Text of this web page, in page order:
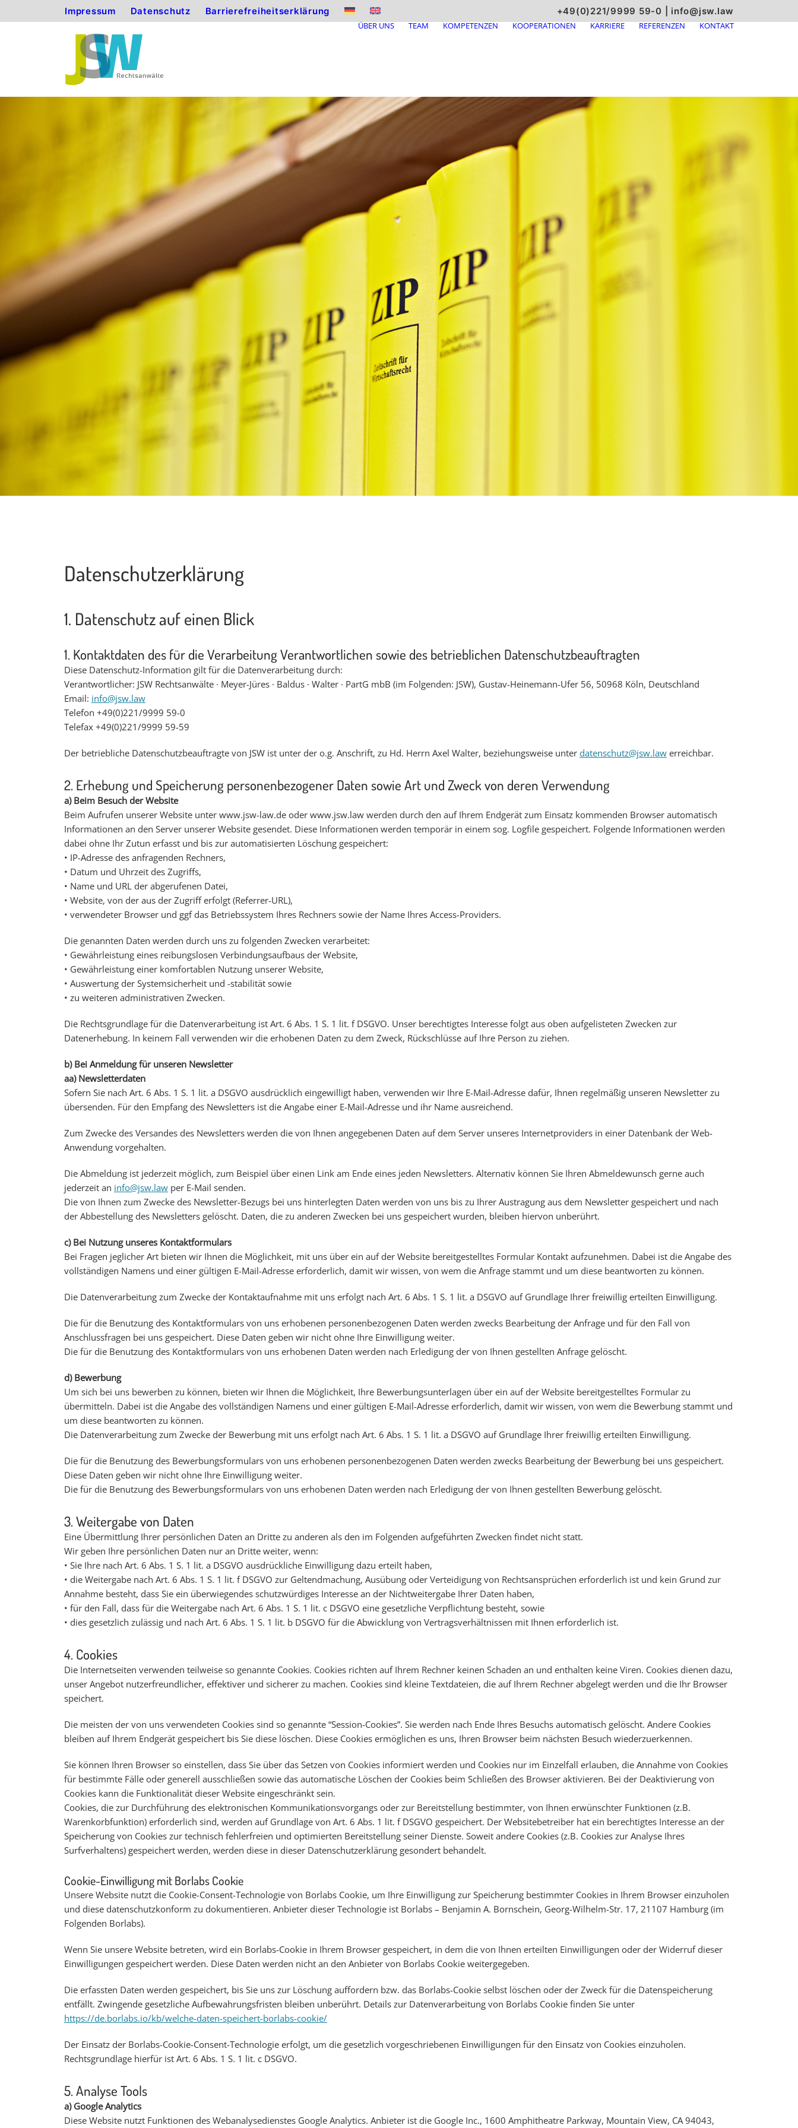
+49(0)221/9999 59-0 info@jsw.law
Impressum Datenschutz Barrierefreiheitserklärung
ÜBER UNS TEAM KOMPETENZEN KOOPERATIONEN KARRIERE REFERENZEN KONTAKT
Datenschutzerklärung
1. Datenschutz auf einen Blick
1. Kontaktdaten des für die Verarbeitung Verantwortlichen sowie des betrieblichen Datenschutzbeauftragten
Diese Datenschutz-Information gilt für die Datenverarbeitung durch:
Verantwortlicher: JSW Rechtsanwälte · Meyer-Jüres · Baldus · Walter · PartG mbB (im Folgenden: JSW), Gustav-Heinemann-Ufer 56, 50968 Köln, Deutschland
Email: info@jsw.law
Telefon +49(0)221/9999 59-0
Telefax +49(0)221/9999 59-59
Der betriebliche Datenschutzbeauftragte von JSW ist unter der o.g. Anschrift, zu Hd. Herrn Axel Walter, beziehungsweise unter datenschutz@jsw.law erreichbar.
2. Erhebung und Speicherung personenbezogener Daten sowie Art und Zweck von deren Verwendung
a) Beim Besuch der Website
Beim Aufrufen unserer Website unter www.jsw-law.de oder www.jsw.law werden durch den auf Ihrem Endgerät zum Einsatz kommenden Browser automatisch
Informationen an den Server unserer Website gesendet. Diese Informationen werden temporär in einem sog. Logfile gespeichert. Folgende Informationen werden
dabei ohne Ihr Zutun erfasst und bis zur automatisierten Löschung gespeichert:
• IP-Adresse des anfragenden Rechners,
• Datum und Uhrzeit des Zugriffs,
• Name und URL der abgerufenen Datei,
• Website, von der aus der Zugriff erfolgt (Referrer-URL),
• verwendeter Browser und ggf das Betriebssystem Ihres Rechners sowie der Name Ihres Access-Providers.
Die genannten Daten werden durch uns zu folgenden Zwecken verarbeitet:
• Gewährleistung eines reibungslosen Verbindungsaufbaus der Website,
• Gewährleistung einer komfortablen Nutzung unserer Website,
• Auswertung der Systemsicherheit und -stabilität sowie
• zu weiteren administrativen Zwecken.
Die Rechtsgrundlage für die Datenverarbeitung ist Art. 6 Abs. 1 S. 1 lit. f DSGVO. Unser berechtigtes Interesse folgt aus oben aufgelisteten Zwecken zur
Datenerhebung. In keinem Fall verwenden wir die erhobenen Daten zu dem Zweck, Rückschlüsse auf Ihre Person zu ziehen.
b) Bei Anmeldung für unseren Newsletter
aa) Newsletterdaten
Sofern Sie nach Art. 6 Abs. 1 S. 1 lit. a DSGVO ausdrücklich eingewilligt haben, verwenden wir Ihre E-Mail-Adresse dafür, Ihnen regelmäßig unseren Newsletter zu
übersenden. Für den Empfang des Newsletters ist die Angabe einer E-Mail-Adresse und ihr Name ausreichend.
Zum Zwecke des Versandes des Newsletters werden die von Ihnen angegebenen Daten auf dem Server unseres Internetproviders in einer Datenbank der Web-
Anwendung vorgehalten.
Die Abmeldung ist jederzeit möglich, zum Beispiel über einen Link am Ende eines jeden Newsletters. Alternativ können Sie Ihren Abmeldewunsch gerne auch
jederzeit an info@jsw.law per E-Mail senden.
Die von Ihnen zum Zwecke des Newsletter-Bezugs bei uns hinterlegten Daten werden von uns bis zu Ihrer Austragung aus dem Newsletter gespeichert und nach
der Abbestellung des Newsletters gelöscht. Daten, die zu anderen Zwecken bei uns gespeichert wurden, bleiben hiervon unberührt.
c) Bei Nutzung unseres Kontaktformulars
Bei Fragen jeglicher Art bieten wir Ihnen die Möglichkeit, mit uns über ein auf der Website bereitgestelltes Formular Kontakt aufzunehmen. Dabei ist die Angabe des
vollständigen Namens und einer gültigen E-Mail-Adresse erforderlich, damit wir wissen, von wem die Anfrage stammt und um diese beantworten zu können.
Die Datenverarbeitung zum Zwecke der Kontaktaufnahme mit uns erfolgt nach Art. 6 Abs. 1 S. 1 lit. a DSGVO auf Grundlage Ihrer freiwillig erteilten Einwilligung.
Die für die Benutzung des Kontaktformulars von uns erhobenen personenbezogenen Daten werden zwecks Bearbeitung der Anfrage und für den Fall von
Anschlussfragen bei uns gespeichert. Diese Daten geben wir nicht ohne Ihre Einwilligung weiter.
Die für die Benutzung des Kontaktformulars von uns erhobenen Daten werden nach Erledigung der von Ihnen gestellten Anfrage gelöscht.
d) Bewerbung
Um sich bei uns bewerben zu können, bieten wir Ihnen die Möglichkeit, Ihre Bewerbungsunterlagen über ein auf der Website bereitgestelltes Formular zu
übermitteln. Dabei ist die Angabe des vollständigen Namens und einer gültigen E-Mail-Adresse erforderlich, damit wir wissen, von wem die Bewerbung stammt und
um diese beantworten zu können.
Die Datenverarbeitung zum Zwecke der Bewerbung mit uns erfolgt nach Art. 6 Abs. 1 S. 1 lit. a DSGVO auf Grundlage Ihrer freiwillig erteilten Einwilligung.
Die für die Benutzung des Bewerbungsformulars von uns erhobenen personenbezogenen Daten werden zwecks Bearbeitung der Bewerbung bei uns gespeichert.
Diese Daten geben wir nicht ohne Ihre Einwilligung weiter.
Die für die Benutzung des Bewerbungsformulars von uns erhobenen Daten werden nach Erledigung der von Ihnen gestellten Bewerbung gelöscht.
3. Weitergabe von Daten
Eine Übermittlung Ihrer persönlichen Daten an Dritte zu anderen als den im Folgenden aufgeführten Zwecken findet nicht statt.
Wir geben Ihre persönlichen Daten nur an Dritte weiter, wenn:
• Sie Ihre nach Art. 6 Abs. 1 S. 1 lit. a DSGVO ausdrückliche Einwilligung dazu erteilt haben,
• die Weitergabe nach Art. 6 Abs. 1 S. 1 lit. f DSGVO zur Geltendmachung, Ausübung oder Verteidigung von Rechtsansprüchen erforderlich ist und kein Grund zur
Annahme besteht, dass Sie ein überwiegendes schutzwürdiges Interesse an der Nichtweitergabe Ihrer Daten haben,
• für den Fall, dass für die Weitergabe nach Art. 6 Abs. 1 S. 1 lit. c DSGVO eine gesetzliche Verpflichtung besteht, sowie
• dies gesetzlich zulässig und nach Art. 6 Abs. 1 S. 1 lit. b DSGVO für die Abwicklung von Vertragsverhältnissen mit Ihnen erforderlich ist.
4. Cookies
Die Internetseiten verwenden teilweise so genannte Cookies. Cookies richten auf Ihrem Rechner keinen Schaden an und enthalten keine Viren. Cookies dienen dazu,
unser Angebot nutzerfreundlicher, effektiver und sicherer zu machen. Cookies sind kleine Textdateien, die auf Ihrem Rechner abgelegt werden und die Ihr Browser
speichert.
Die meisten der von uns verwendeten Cookies sind so genannte “Session-Cookies”. Sie werden nach Ende Ihres Besuchs automatisch gelöscht. Andere Cookies
bleiben auf Ihrem Endgerät gespeichert bis Sie diese löschen. Diese Cookies ermöglichen es uns, Ihren Browser beim nächsten Besuch wiederzuerkennen.
Sie können Ihren Browser so einstellen, dass Sie über das Setzen von Cookies informiert werden und Cookies nur im Einzelfall erlauben, die Annahme von Cookies
für bestimmte Fälle oder generell ausschließen sowie das automatische Löschen der Cookies beim Schließen des Browser aktivieren. Bei der Deaktivierung von
Cookies kann die Funktionalität dieser Website eingeschränkt sein.
Cookies, die zur Durchführung des elektronischen Kommunikationsvorgangs oder zur Bereitstellung bestimmter, von Ihnen erwünschter Funktionen (z.B.
Warenkorbfunktion) erforderlich sind, werden auf Grundlage von Art. 6 Abs. 1 lit. f DSGVO gespeichert. Der Websitebetreiber hat ein berechtigtes Interesse an der
Speicherung von Cookies zur technisch fehlerfreien und optimierten Bereitstellung seiner Dienste. Soweit andere Cookies (z.B. Cookies zur Analyse Ihres
Surfverhaltens) gespeichert werden, werden diese in dieser Datenschutzerklärung gesondert behandelt.
Cookie-Einwilligung mit Borlabs Cookie
Unsere Website nutzt die Cookie-Consent-Technologie von Borlabs Cookie, um Ihre Einwilligung zur Speicherung bestimmter Cookies in Ihrem Browser einzuholen
und diese datenschutzkonform zu dokumentieren. Anbieter dieser Technologie ist Borlabs – Benjamin A. Bornschein, Georg-Wilhelm-Str. 17, 21107 Hamburg (im
Folgenden Borlabs).
Wenn Sie unsere Website betreten, wird ein Borlabs-Cookie in Ihrem Browser gespeichert, in dem die von Ihnen erteilten Einwilligungen oder der Widerruf dieser
Einwilligungen gespeichert werden. Diese Daten werden nicht an den Anbieter von Borlabs Cookie weitergegeben.
Die erfassten Daten werden gespeichert, bis Sie uns zur Löschung auffordern bzw. das Borlabs-Cookie selbst löschen oder der Zweck für die Datenspeicherung
entfällt. Zwingende gesetzliche Aufbewahrungsfristen bleiben unberührt. Details zur Datenverarbeitung von Borlabs Cookie finden Sie unter
https://de.borlabs.io/kb/welche-daten-speichert-borlabs-cookie/
Der Einsatz der Borlabs-Cookie-Consent-Technologie erfolgt, um die gesetzlich vorgeschriebenen Einwilligungen für den Einsatz von Cookies einzuholen.
Rechtsgrundlage hierfür ist Art. 6 Abs. 1 S. 1 lit. c DSGVO.
5. Analyse Tools
a) Google Analytics
Diese Website nutzt Funktionen des Webanalysedienstes Google Analytics. Anbieter ist die Google Inc., 1600 Amphitheatre Parkway, Mountain View, CA 94043,